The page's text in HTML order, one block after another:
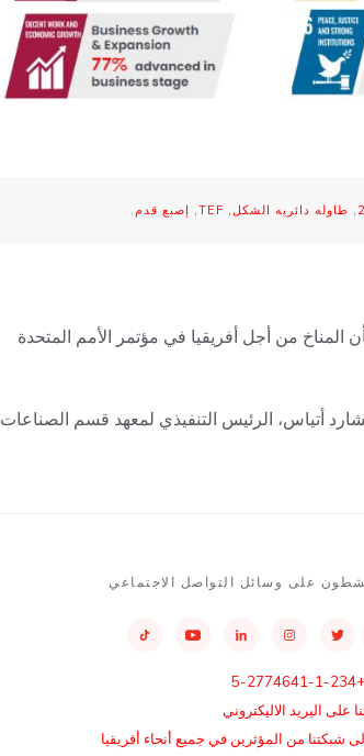
, طاوله دائريه الشكل,
TEF
, إصبع قدم.
المناخ من أجل أفريقيا في مؤتمر الأمم المتحدة
أتياس، الرئيس التنفيذي لمعهد قسم الصناعات
على وسائل التواصل الاجتماعي
+234-1-2774641-5
على البريد الاليكتروني
شبكتنا من المؤثرين في جميع أنحاء أفريقيا